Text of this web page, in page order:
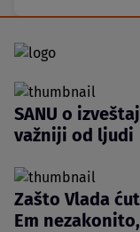
SANU o
važniji od ljudi
Zašto Vlada
Em